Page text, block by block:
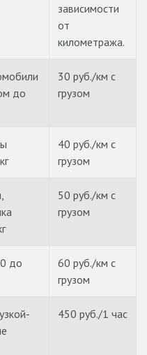
зависимости
от
километража.
до
30 руб./км с
грузом
40 руб./км с
грузом
50 руб./км с
грузом
до
60 руб./км с
грузом
450 руб./1 час